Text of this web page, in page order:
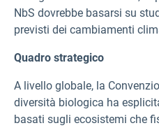
NbS dovrebbe basarsi su
previsti dei cambiamenti
Quadro strategico
A livello globale, la
diversità biologica ha
basati sugli ecosistemi che